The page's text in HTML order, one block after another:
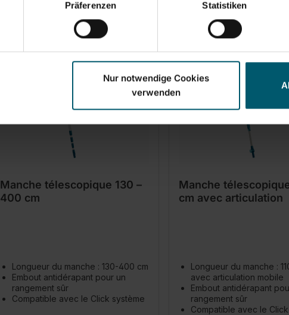
Präferenzen Statistiken
Nur notwendige Cookies
verwenden
Manche télescopique 130 –
400 cm
Longueur du manche : 130-400 cm
Embout antidérapant pour un
rangement sûr
Compatible avec le Click système
Manche
cm avec articulation
Longueur du manche :
avec articulation mobile
Embout antidérapant
rangement sûr
Compatible avec le